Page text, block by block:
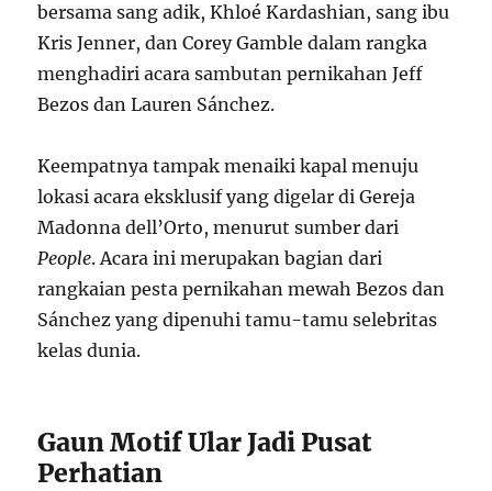
bersama sang adik, Khloé Kardashian, sang ibu
Kris Jenner, dan Corey Gamble dalam rangka
menghadiri acara sambutan pernikahan Jeff
Bezos dan Lauren Sánchez.
Keempatnya tampak menaiki kapal menuju
lokasi acara eksklusif yang digelar di Gereja
Madonna dell’Orto, menurut sumber dari
People. Acara ini merupakan bagian dari
rangkaian pesta pernikahan mewah Bezos dan
Sánchez yang dipenuhi tamu-tamu selebritas
kelas dunia.
Gaun Motif Ular Jadi Pusat
Perhatian